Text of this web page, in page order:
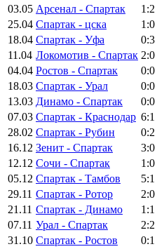
03.05 Арсенал - Спартак 1:2
25.04 Спартак - цска 1:0
18.04 Спартак - Уфа 0:3
11.04 Локомотив - Спартак 2:0
04.04 Ростов - Спартак 0:0
18.03 Спартак - Урал 0:0
13.03 Динамо - Спартак 0:0
07.03 Спартак - Краснодар 6:1
28.02 Спартак - Рубин 0:2
16.12 Зенит - Спартак 3:0
12.12 Сочи - Спартак 1:0
05.12 Спартак - Тамбов 5:1
29.11 Спартак - Ротор 2:0
21.11 Спартак - Динамо 1:1
07.11 Урал - Спартак 2:2
31.10 Спартак - Ростов 0:1